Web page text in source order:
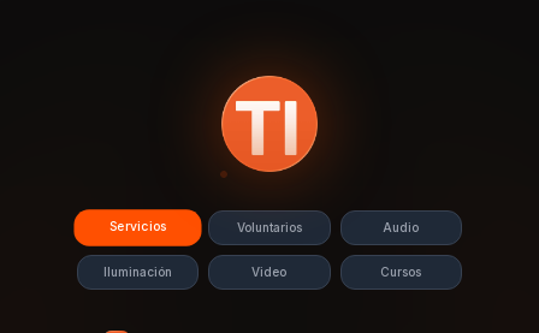
Servicios Voluntarios Audio
Iluminación Video Cursos